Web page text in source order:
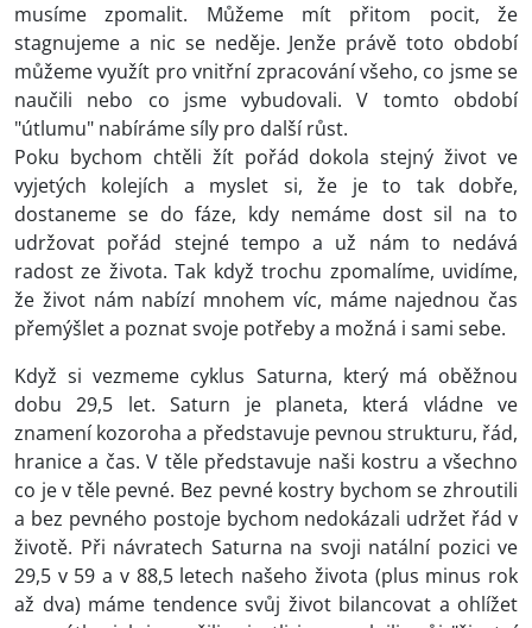
musíme zpomalit. Můžeme mít přitom pocit, že
stagnujeme a nic se neděje. Jenže právě toto období
můžeme využít pro vnitřní zpracování všeho, co jsme se
naučili nebo co jsme vybudovali. V tomto období
"útlumu" nabíráme síly pro další růst.
Poku bychom chtěli žít pořád dokola stejný život ve
vyjetých kolejích a myslet si, že je to tak dobře,
dostaneme se do fáze, kdy nemáme dost sil na to
udržovat pořád stejné tempo a už nám to nedává
radost ze života. Tak když trochu zpomalíme, uvidíme,
že život nám nabízí mnohem víc, máme najednou čas
přemýšlet a poznat svoje potřeby a možná i sami sebe.
Když si vezmeme cyklus Saturna, který má oběžnou
dobu 29,5 let. Saturn je planeta, která vládne ve
znamení kozoroha a představuje pevnou strukturu, řád,
hranice a čas. V těle představuje naši kostru a všechno
co je v těle pevné. Bez pevné kostry bychom se zhroutili
a bez pevného postoje bychom nedokázali udržet řád v
životě. Při návratech Saturna na svoji natální pozici ve
29,5 v 59 a v 88,5 letech našeho života (plus minus rok
až dva) máme tendence svůj život bilancovat a ohlížet